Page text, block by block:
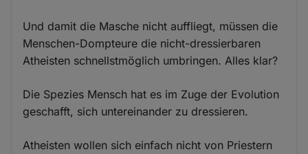
Und damit die Masche nicht auffliegt, müssen die
Menschen-Dompteure die nicht-dressierbaren
Atheisten schnellstmöglich umbringen. Alles klar?
Die Spezies Mensch hat es im Zuge der Evolution
geschafft, sich untereinander zu dressieren.
Atheisten wollen sich einfach nicht von Priestern